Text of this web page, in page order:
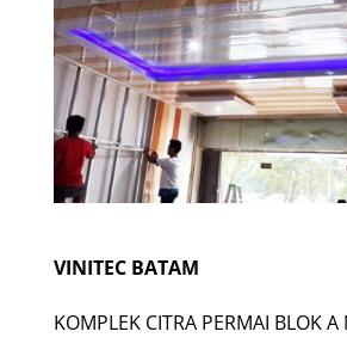
VINITEC BATAM
KOMPLEK CITRA PERMAI BLOK A